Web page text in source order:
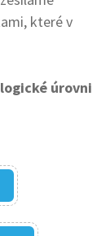
které v
úrovni